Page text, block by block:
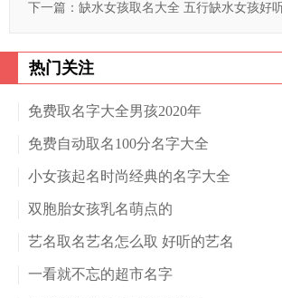
下一篇： 缺水女孩取名大全 五行缺水女孩好
热门关注
免费取名字大全男孩2020年
免费自动取名100分名字大全
小女孩起名时尚经典的名字大全
双胞胎女孩乳名萌点的
艺名取名艺名怎么取 好听的艺名
一看就不忘的超市名字